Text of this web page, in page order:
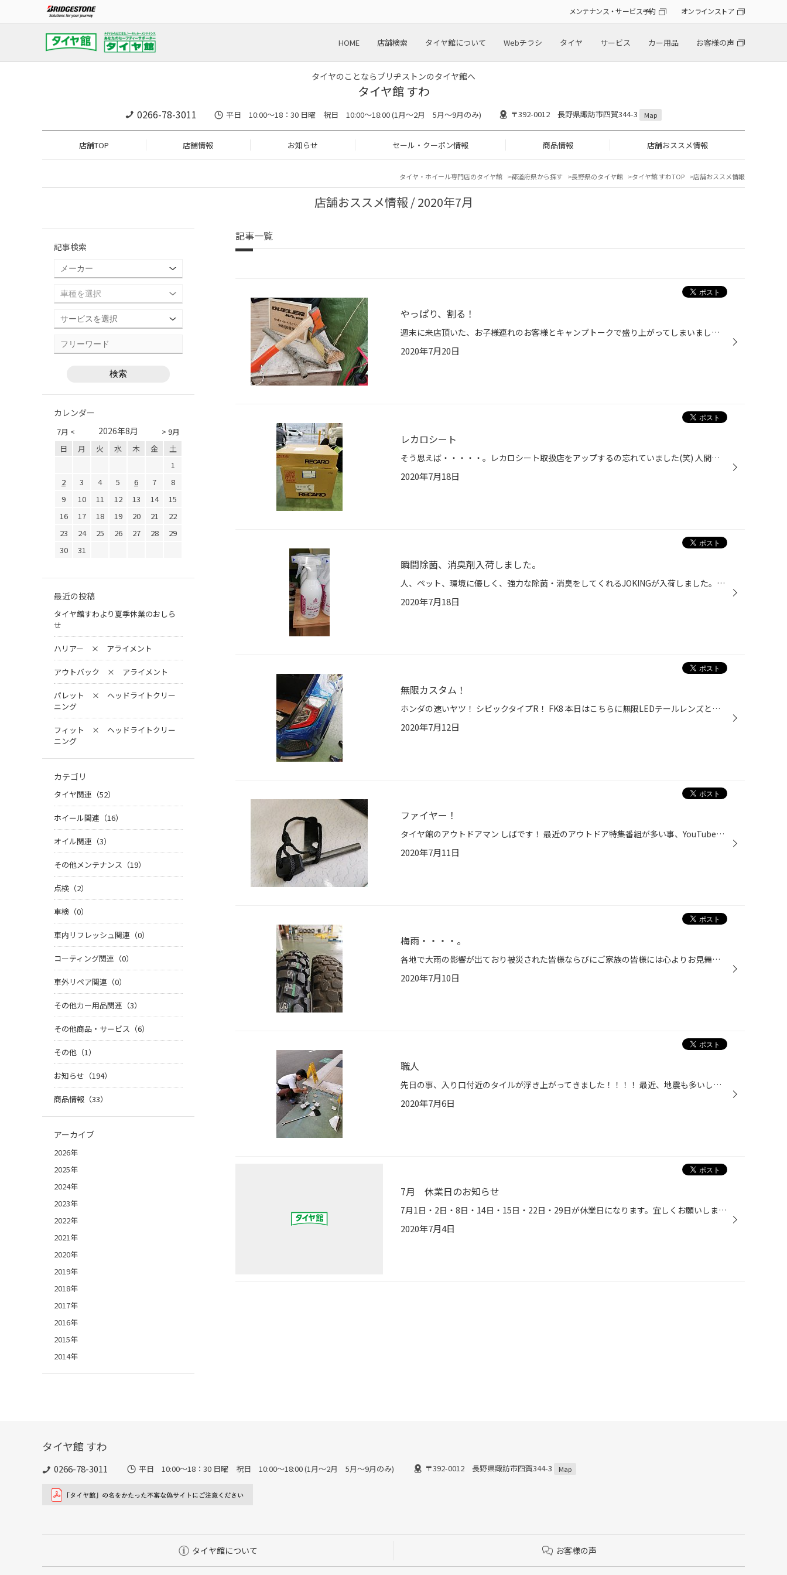
メンテナンス・サービス予約 オンラインストア
HOME 店舗検索 タイヤ館について Webチラシ タイヤ サービス カー用品 お客様の声
タイヤのことならブリヂストンのタイヤ館へ
タイヤ館 すわ
0266-78-3011 平日 10:00〜18：30 日曜 祝日 10:00〜18:00 (1月〜2月 5月〜9月のみ) 〒392-0012 長野県諏訪市四賀344-3 Map
店舗TOP 店舗情報 お知らせ セール・クーポン情報 商品情報 店舗おススメ情報
タイヤ・ホイール専門店のタイヤ館 都道府県から探す 長野県のタイヤ館 タイヤ館 すわTOP 店舗おススメ情報
店舗おススメ情報 / 2020年7月
記事一覧
やっぱり、割る！
週末に来店頂いた、お子様連れのお客様とキャンプトークで盛り上がってしまいました！ お客様は、『これからキャンプをやってみたい！』『でもどうしたら良いの？』って感じだったので まずはバーベキューからスタートが良いです！っておススメさせて頂きました。 もちろんタイヤのお話も（笑） 梅...
2020年7月20日
レカロシート
そう思えば・・・・・。レカロシート取扱店をアップするの忘れていました(笑) 人間工学に基づいて設計されているメディカルチェアとしても有名なレカロシート！ 当店、お取り扱い店です！ 本日もSR-7Fが入荷して来ました！ ありがとうございます！
2020年7月18日
瞬間除菌、消臭剤入荷しました。
人、ペット、環境に優しく、強力な除菌・消臭をしてくれるJOKINGが入荷しました。次亜塩素酸でしかも除菌した液剤は、なんと水に戻るということで、床に残った液剤をペットが舐めてしまっても大丈夫。弱酸性ですので肌荒れも心配ないとのことです。ぜひ使ってみてください。
2020年7月18日
無限カスタム！
ホンダの速いヤツ！ シビックタイプR！ FK8 本日はこちらに無限LEDテールレンズとフロントバンパーガーニッシュと20インチを守るロックナットをインストール！ ノーマルは通常の電球・・・フロント回りはLED・・・・オーナー様のご要望で即交換です！ ホンダと言えば『無限パワー』 かなり高価なパ...
2020年7月12日
ファイヤー！
タイヤ館のアウトドアマン しばです！ 最近のアウトドア特集番組が多い事、YouTube動画でも芸能人が方がたくさん流していて世の中キャンプブームですよ！！！！ 今回は薪にファイヤーさせる『ファイヤースティック・メタルマッチ』などと呼ばれる道具をご紹介！ コチラのメタルマッチよりも・・・・...
2020年7月11日
梅雨・・・・。
各地で大雨の影響が出ており被災された皆様ならびにご家族の皆様には心よりお見舞い申し上げます。 今年は例年以上に長く感じる梅雨です。 私達が車の安全走行でアドバイスするのは『すり減ったタイヤは危険！』と言う事です。 雨の日など、すり減ったタイヤはブレーキを踏んでから停止するまでの制...
2020年7月10日
職人
先日の事、入り口付近のタイルが浮き上がってきました！！！！ 最近、地震も多いし不安・・・・。 剥がしてみると接着剤の劣化かな？ 剥がしたタイルを職人にお願いして修復して貰いました！ 弟子も一緒にお手伝いです。 出来る事は自分達で！
2020年7月6日
7月 休業日のお知らせ
7月1日・2日・8日・14日・15日・22日・29日が休業日になります。宜しくお願いします。
2020年7月4日
記事検索
カレンダー
7月 < > 9月
2026年8月
日 月 火 水 木 金
土
1
2
3 4 5 6 7
8
9
10 11 12 13 14
15
16
17 18 19 20 21
22
23
24 25 26 27 28
29
30
31
最近の投稿
タイヤ館すわより夏季休業のおしら
せ
ハリアー × アライメント
アウトバック × アライメント
パレット × ヘッドライトクリー
ニング
フィット × ヘッドライトクリー
ニング
カテゴリ
タイヤ関連（52）
ホイール関連（16）
オイル関連（3）
その他メンテナンス（19）
点検（2）
車検（0）
車内リフレッシュ関連（0）
コーティング関連（0）
車外リペア関連（0）
その他カー用品関連（3）
その他商品・サービス（6）
その他（1）
お知らせ（194）
商品情報（33）
アーカイブ
2026年
2025年
2024年
2023年
2022年
2021年
2020年
2019年
2018年
2017年
2016年
2015年
2014年
タイヤ館 すわ
0266-78-3011 平日 10:00〜18：30 日曜 祝日 10:00〜18:00 (1月〜2月 5月〜9月のみ) 〒392-0012 長野県諏訪市四賀344-3 Map
タイヤ館について お客様の声